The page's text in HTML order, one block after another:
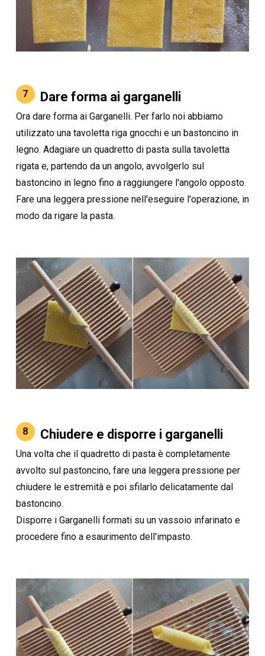
7 Dare forma ai garganelli
Ora dare forma ai Garganelli. Per farlo noi abbiamo
utilizzato una tavoletta riga gnocchi e un bastoncino in
legno. Adagiare un quadretto di pasta sulla tavoletta
rigata e, partendo da un angolo, avvolgerlo sul
bastoncino in legno fino a raggiungere l'angolo opposto.
Fare una leggera pressione nell'eseguire l'operazione, in
modo da rigare la pasta.
8 Chiudere e disporre i garganelli
Una volta che il quadretto di pasta è completamente
avvolto sul pastoncino, fare una leggera pressione per
chiudere le estremità e poi sfilarlo delicatamente dal
bastoncino.
Disporre i Garganelli formati su un vassoio infarinato e
procedere fino a esaurimento dell'impasto.